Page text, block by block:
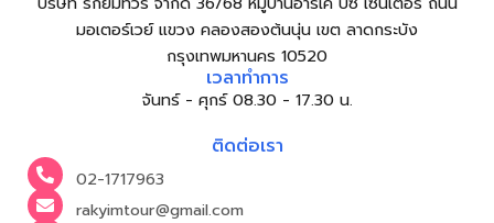
มอเตอร์เวย์ แขวง คลองสองต้นนุ่น เขต ลาดกระบัง
กรุงเทพมหานคร 10520
เวลาทำการ
จันทร์ - ศุกร์ 08.30 - 17.30 น.
ติดต่อเรา
02-1717963
rakyimtour@gmail.com